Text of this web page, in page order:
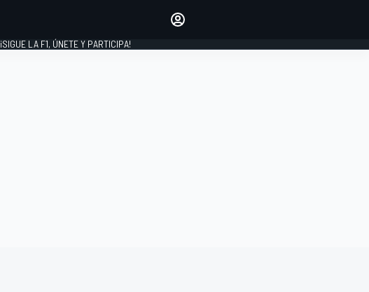
¡SIGUE LA F1, ÚNETE Y PARTICIPA!